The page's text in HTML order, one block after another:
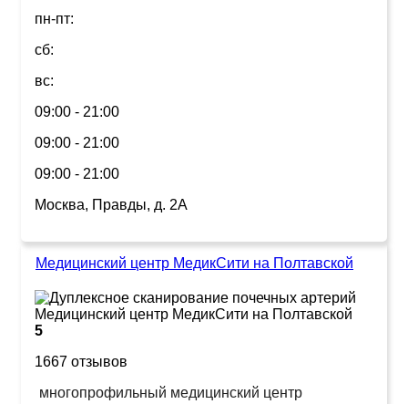
пн-пт:
сб:
вс:
09:00 - 21:00
09:00 - 21:00
09:00 - 21:00
Москва, Правды, д. 2А
Медицинский центр МедикСити на Полтавской
5
1667 отзывов
многопрофильный медицинский центр